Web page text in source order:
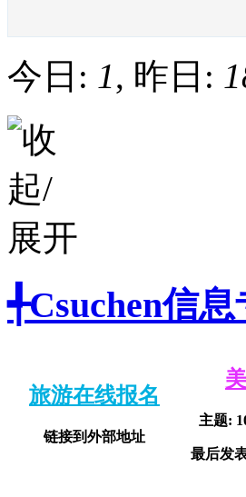
今日: 1, 昨日:
╃Csuchen信
旅游在线报名
链接到外部地址
主题:
最后发